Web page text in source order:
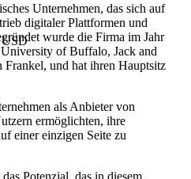
Unternehmen, das sich auf
digitaler Plattformen und
wurde die Firma im Jahr
of Buffalo, Jack and
und hat ihren Hauptsitz
als Anbieter von
ermöglichten, ihre
einer einzigen Seite zu
Potenzial, das in diesem